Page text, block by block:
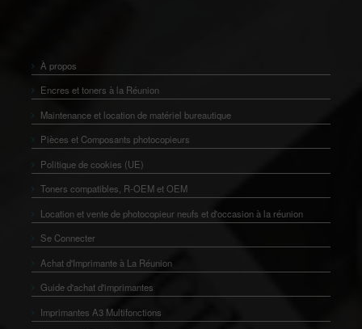
À propos
Encres et toners à la Réunion
Maintenance et location de matériel bureautique
Pièces et Composants photocopieurs
Politique de cookies (UE)
Toners compatibles, R-OEM et OEM
Location et vente de photocopieur neufs et d'occasion à la réunion
Se Connecter
Achat d'Imprimante à La Réunion
Guide d'achat d'imprimantes
Imprimantes A3 Multifonctions